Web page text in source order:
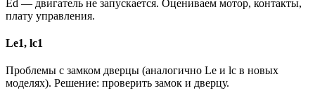
Ed — двигатель не запускается. Оцениваем мотор, контакты,
плату управления.
Le1, lc1
Проблемы с замком дверцы (аналогично Le и lc в новых
моделях). Решение: проверить замок и дверцу.